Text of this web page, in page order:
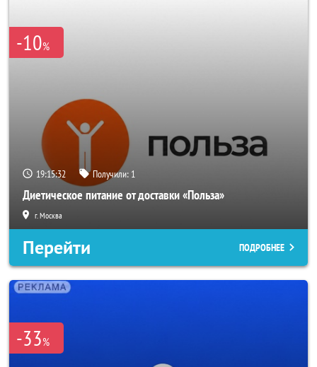
-10%
19:15:29 Получили: 1
Диетическое питание от доставки «Польза»
г. Москва
Перейти ПОДРОБНЕЕ
-33%